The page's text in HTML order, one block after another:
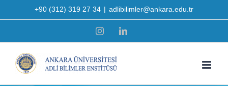
to
+90 (312) 319 27 34 | adlibilimler@ankara.edu.tr
InstagramLinkedIn